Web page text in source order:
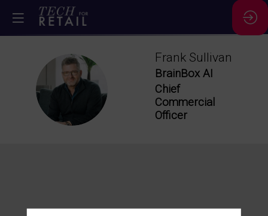
FS
Frank Sullivan
BrainBox AI
Chief
Commercial
Officer